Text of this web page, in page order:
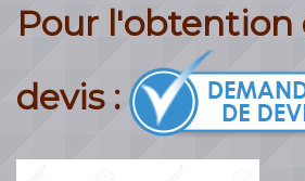
Pour l'obtention
devis :